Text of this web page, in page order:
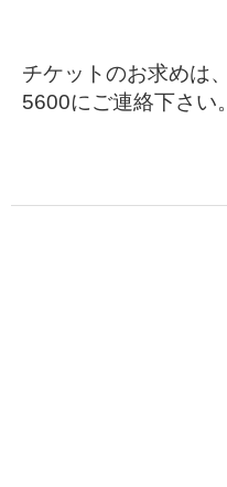
チケットのお求めは、
5600にご連絡下さい。